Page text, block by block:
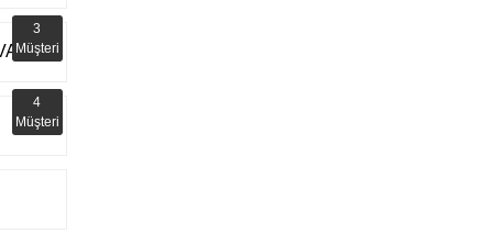
3
Müşteri
4
Müşteri